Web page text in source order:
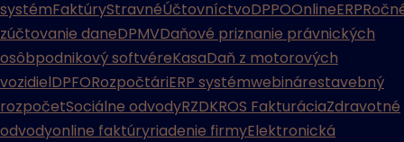
systémFaktúryStravnéÚčtovníctvoDPPOOnlineERP
zúčtovanie daneDPMVDaňové priznanie právnických
osôbpodnikový softvéreKasaDaň z motorových
vozidielDPFORozpočtáriERP systémwebinárestavebný
rozpočetSociálne odvodyRZDKROS FakturáciaZdravotné
odvodyonline faktúryriadenie firmyElektronická